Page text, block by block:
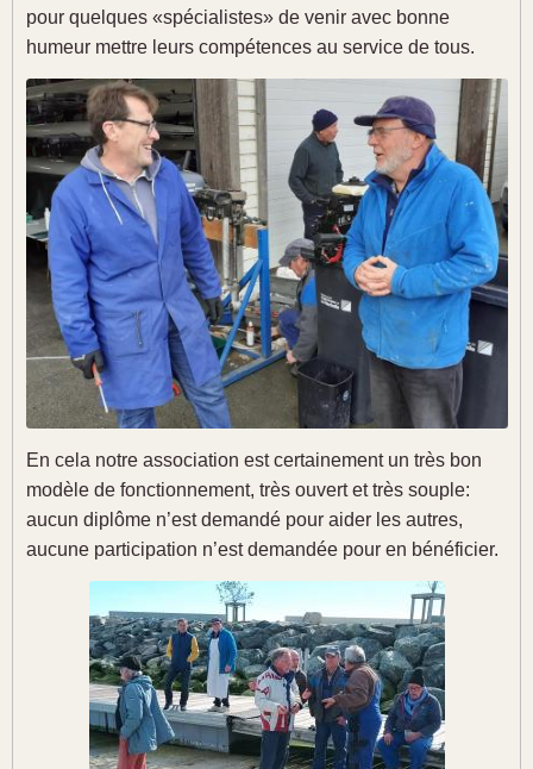
pour quelques «spécialistes» de venir avec bonne
humeur mettre leurs compétences au service de tous.
En cela notre association est certainement un très bon
modèle de fonctionnement, très ouvert et très souple:
aucun diplôme n’est demandé pour aider les autres,
aucune participation n’est demandée pour en bénéficier.